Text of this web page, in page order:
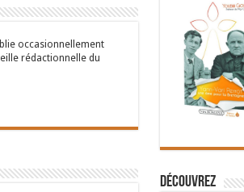
occasionnellement
rédactionnelle du
Découvrez